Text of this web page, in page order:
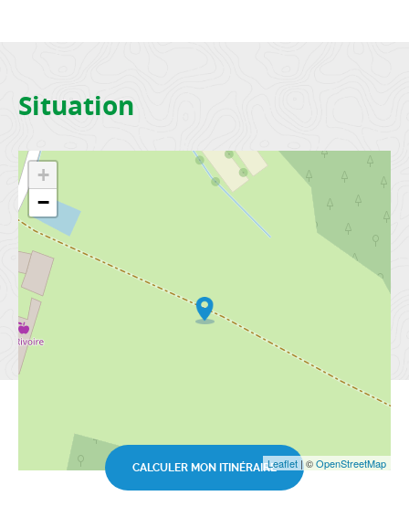
Situation
+
−
Leaflet | ©OpenStreetMap
CALCULER MON ITINÉRAIRE